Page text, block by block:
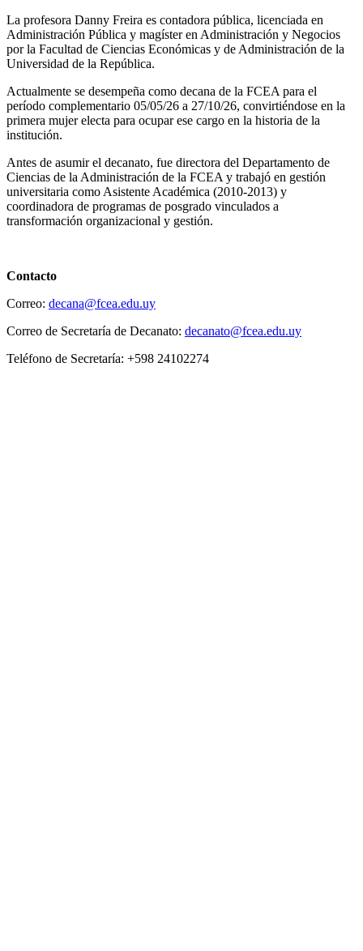
La profesora Danny Freira es contadora pública, licenciada en
Administración Pública y magíster en Administración y Negocios
por la Facultad de Ciencias Económicas y de Administración de la
Universidad de la República.
Actualmente se desempeña como decana de la FCEA para el
período complementario 05/05/26 a 27/10/26, convirtiéndose en la
primera mujer electa para ocupar ese cargo en la historia de la
institución.
Antes de asumir el decanato, fue directora del Departamento de
Ciencias de la Administración de la FCEA y trabajó en gestión
universitaria como Asistente Académica (2010-2013) y
coordinadora de programas de posgrado vinculados a
transformación organizacional y gestión.
Contacto
Correo: decana@fcea.edu.uy
Correo de Secretaría de Decanato: decanato@fcea.edu.uy
Teléfono de Secretaría: +598 24102274